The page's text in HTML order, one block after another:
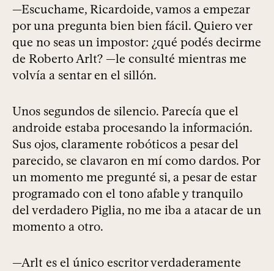
—Escuchame, Ricardoide, vamos a empezar
por una pregunta bien bien fácil. Quiero ver
que no seas un impostor: ¿qué podés decirme
de Roberto Arlt? —le consulté mientras me
volvía a sentar en el sillón.
Unos segundos de silencio. Parecía que el
androide estaba procesando la información.
Sus ojos, claramente robóticos a pesar del
parecido, se clavaron en mí como dardos. Por
un momento me pregunté si, a pesar de estar
programado con el tono afable y tranquilo
del verdadero Piglia, no me iba a atacar de un
momento a otro.
—Arlt es el único escritor verdaderamente